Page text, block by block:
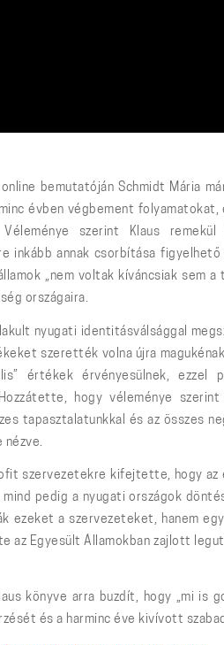
bemutatóján Schmidt Mária
évben végbement
szerint Klaus
annak csorbítása figyelhető
„nem voltak kíváncsiak sem a
országaira.
nyugati identitásválsággal
szerették volna újra
értékek érvényesülnek, ezzel
hogy véleménye
tapasztalatunkkal és az összes
nézve.
szervezetekre kifejtette, hogy az
pedig a nyugati országok
ezeket a szervezeteket, hanem
az Egyesült Államokban zajlott
könyve arra buzdít, hogy „mi is
és a harminc éve kivívott